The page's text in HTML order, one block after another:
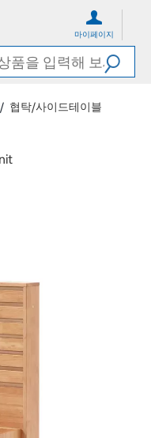
마이페이지
협탁/사이드테이블